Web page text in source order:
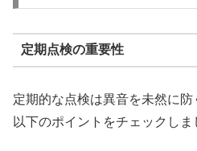
定期点検の重要性
定期的な点検は異音を未然に防
以下のポイントをチェックしま